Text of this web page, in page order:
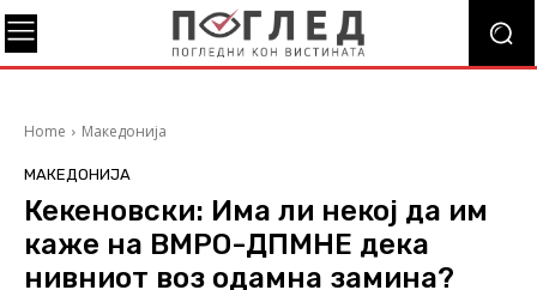
Home Македонија
МАКЕДОНИЈА
Кекеновски: Има ли некој да им
каже на ВМРО-ДПМНЕ дека
нивниот воз одамна замина?